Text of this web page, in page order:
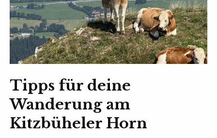
Tipps für deine
Wanderung am
Kitzbüheler Horn